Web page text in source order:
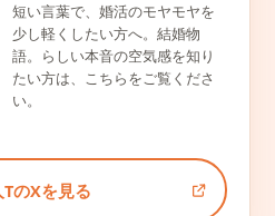
短い言葉で、婚活のモヤモヤを
少し軽くしたい方へ。結婚物
語。らしい本音の空気感を知り
たい方は、こちらをご覧くださ
い。
のXを見る